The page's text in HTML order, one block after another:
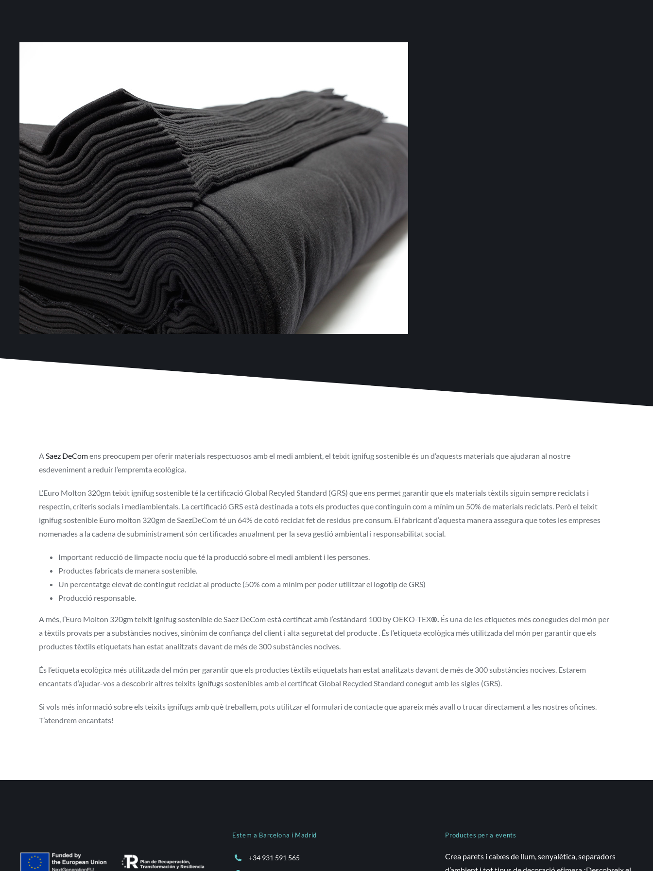
ASaez DeComens preocupem per oferir materials respectuosos amb el medi ambient, el teixit ignifug sostenible és un d’aquests materials que ajudaran al nostre
esdeveniment a reduir l’empremta ecològica.
L’Euro Molton 320gm teixit ignífug sostenible té la certificació Global Recyled Standard (GRS) que ens permet garantir que els materials tèxtils siguin sempre reciclats i
respectin, criteris socials i mediambientals. La certificació GRS està destinada a tots els productes que continguin com a mínim un 50% de materials reciclats. Però el teixit
ignifug sostenible Euro molton 320gm de SaezDeCom té un 64% de cotó reciclat fet de residus pre consum. El fabricant d’aquesta manera assegura que totes les empreses
nomenades a la cadena de subministrament són certificades anualment per la seva gestió ambiental i responsabilitat social.
Important reducció de limpacte nociu que té la producció sobre el medi ambient i les persones.
Productes fabricats de manera sostenible.
Un percentatge elevat de contingut reciclat al producte (50% com a mínim per poder utilitzar el logotip de GRS)
Producció responsable.
A més, l’Euro Molton 320gm teixit ignifug sostenible de Saez DeCom està certificat amb l’estàndard 100 by OEKO-TEX®. És una de les etiquetes més conegudes del món per
a tèxtils provats per a substàncies nocives, sinònim de confiança del client i alta seguretat del producte . És l’etiqueta ecològica més utilitzada del món per garantir que els
productes tèxtils etiquetats han estat analitzats davant de més de 300 substàncies nocives.
És l’etiqueta ecològica més utilitzada del món per garantir que els productes tèxtils etiquetats han estat analitzats davant de més de 300 substàncies nocives. Estarem
encantats d’ajudar-vos a descobrir altres teixits ignífugs sostenibles amb el certificat Global Recycled Standard conegut amb les sigles (GRS).
Si vols més informació sobre els teixits ignífugs amb què treballem, pots utilitzar el formulari de contacte que apareix més avall o trucar directament a les nostres oficines.
T’atendrem encantats!
Estem a Barcelona i Madrid
+34 931 591 565
Productes per a events
Crea parets i caixes de llum, senyalètica, separadors